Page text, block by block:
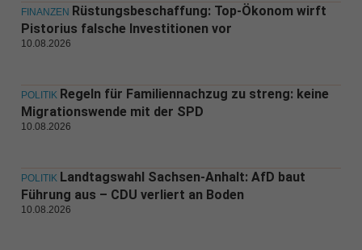
FINANZEN Rüstungsbeschaffung: Top-Ökonom wirft
Pistorius falsche Investitionen vor
10.08.2026
POLITIK Regeln für Familiennachzug zu streng: keine
Migrationswende mit der SPD
10.08.2026
POLITIK Landtagswahl Sachsen-Anhalt: AfD baut
Führung aus – CDU verliert an Boden
10.08.2026